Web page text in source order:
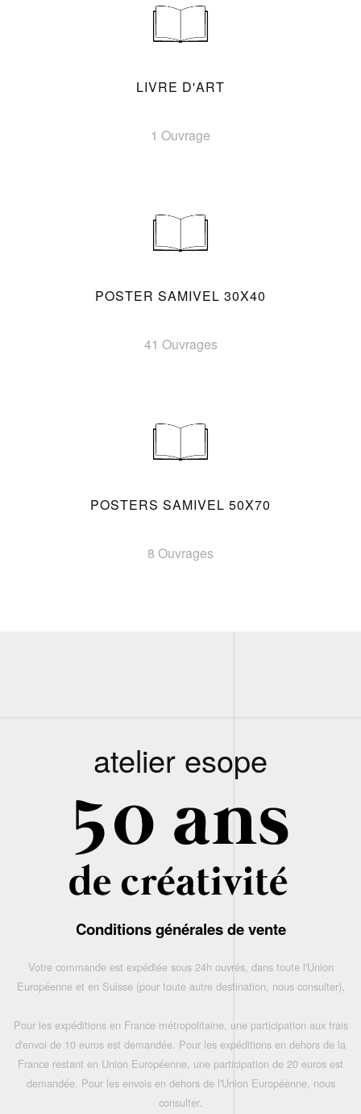
LIVRE D'ART
1 Ouvrage
POSTER SAMIVEL 30X40
41 Ouvrages
POSTERS SAMIVEL 50X70
8 Ouvrages
atelier esope
Conditions générales de vente
Votre commande est expédiée sous 24h ouvrés, dans toute l'Union
Européenne et en Suisse (pour toute autre destination, nous consulter),
Pour les expéditions en France métropolitaine, une participation aux frais
d'envoi de 10 euros est demandée. Pour les expéditions en dehors de la
France restant en Union Européenne, une participation de 20 euros est
demandée. Pour les envois en dehors de l'Union Européenne, nous
consulter.